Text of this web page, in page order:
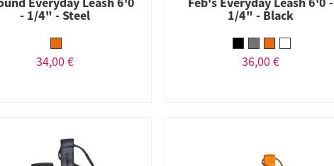
- 1/4" - Steel
34,00 €
1/4" - Black
36,00 €